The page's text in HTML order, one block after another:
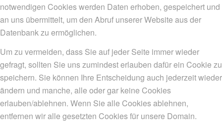
notwendigen Cookies werden Daten erhoben, gespeichert und
an uns übermittelt, um den Abruf unserer Website aus der
Datenbank zu ermöglichen.
Um zu vermeiden, dass Sie auf jeder Seite immer wieder
gefragt, sollten Sie uns zumindest erlauben dafür ein Cookie zu
speichern. Sie können Ihre Entscheidung auch jederzeit wieder
ändern und manche, alle oder gar keine Cookies
erlauben/ablehnen. Wenn Sie alle Cookies ablehnen,
entfernen wir alle gesetzten Cookies für unsere Domain.